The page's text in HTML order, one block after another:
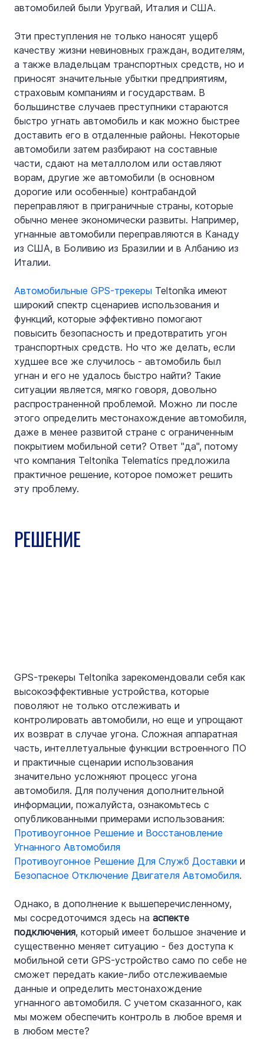
автомобилей были Уругвай, Италия и США.
Эти преступления не только наносят ущерб
качеству жизни невиновных граждан, водителям,
а также владельцам транспортных средств, но и
приносят значительные убытки предприятиям,
страховым компаниям и государствам. В
большинстве случаев преступники стараются
быстро угнать автомобиль и как можно быстрее
доставить его в отдаленные районы. Некоторые
автомобили затем разбирают на составные
части, сдают на металлолом или оставляют
ворам, другие же автомобили (в основном
дорогие или особенные) контрабандой
переправляют в приграничные страны, которые
обычно менее экономически развиты. Например,
угнанные автомобили переправляются в Канаду
из США, в Боливию из Бразилии и в Албанию из
Италии.
Автомобильные GPS-трекеры Teltonika имеют
широкий спектр сценариев использования и
функций, которые эффективно помогают
повысить безопасность и предотвратить угон
транспортных средств. Но что же делать, если
худшее все же случилось - автомобиль был
угнан и его не удалось быстро найти? Такие
ситуации является, мягко говоря, довольно
распространенной проблемой. Можно ли после
этого определить местонахождение автомобиля,
даже в менее развитой стране с ограниченным
покрытием мобильной сети? Ответ "да", потому
что компания Teltonika Telematics предложила
практичное решение, которое поможет решить
эту проблему.
РЕШЕНИЕ
GPS-трекеры Teltonika зарекомендовали себя как
высокоэффективные устройства, которые
поволяют не только отслеживать и
контролировать автомобили, но еще и упрощают
их возврат в случае угона. Сложная аппаратная
часть, интеллетуальные функции встроенного ПО
и практичные сценарии использования
значительно усложняют процесс угона
автомобиля. Для получения дополнительной
информации, пожалуйста, ознакомьтесь с
опубликованными примерами использования:
Противоугонное Решение и Восстановление
Угнанного Автомобиля
Противоугонное Решение Для Служб Доставки и
Безопасное Отключение Двигателя Автомобиля.
Однако, в дополнение к вышеперечисленному,
мы сосредоточимся здесь на аспекте
подключения, который имеет большое значение и
существенно меняет ситуацию - без доступа к
мобильной сети GPS-устройство само по себе не
сможет передать какие-либо отслеживаемые
данные и определить местонахождение
угнанного автомобиля. С учетом сказанного, как
мы можем обеспечить контроль в любое время и
в любом месте?